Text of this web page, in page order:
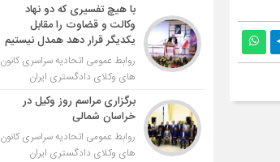
با هیچ تفسیری که دو نهاد
وکالت و قضاوت را مقابل
یکدیگر قرار دهد همدل نیستیم
روابط عمومی اتحادیه سراسری کانون
های وکلای دادگستری ایران
برگزاری مراسم روز وکیل در
خراسان شمالی
روابط عمومی اتحادیه سراسری کانون
های وکلای دادگستری ایران